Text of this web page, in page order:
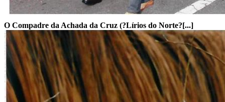
O Compadre da Achada da Cruz (?Lírios do Norte?[...]